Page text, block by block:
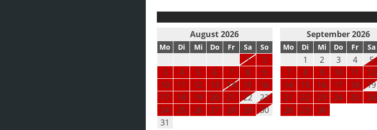
August 2026
Mo Di Mi Do Fr Sa So
1
2
3
4 5 6 7 8
9
10
11 12 13 14 15
16
17
18 19 20 21 22
23
24
25 26 27 28 29
30
31
September 2026
Mo Di Mi Do Fr Sa
1 2 3 4 5
7
8 9 10 11 12
14
15 16 17 18 19
21
22 23 24 25 26
28
29 30